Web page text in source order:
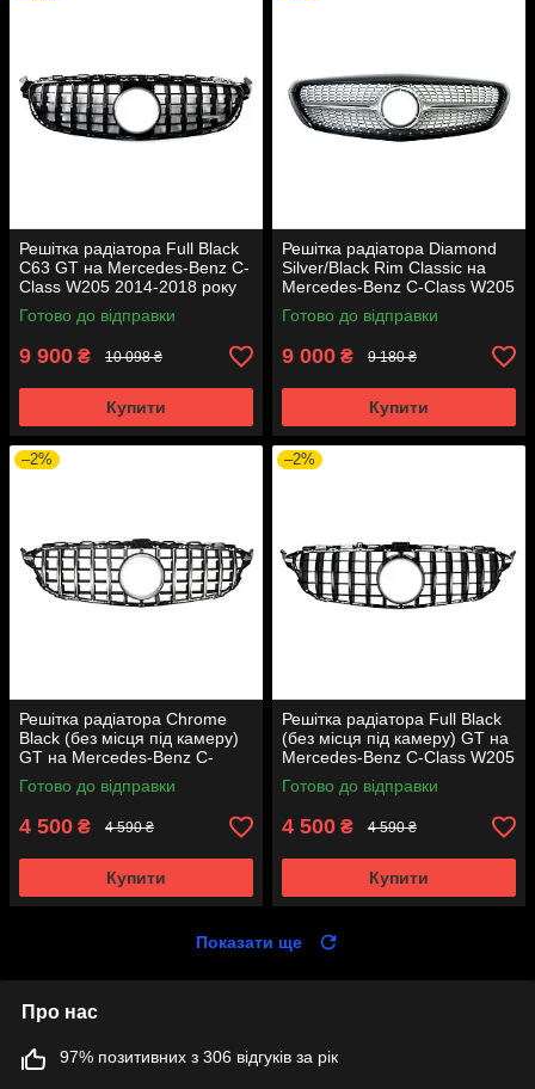
Решітка радіатора Full Black
C63 GT на Mercedes-Benz C-
Class W205 2014-2018 року
Готово до відправки
9 900 ₴ 10 098 ₴
Купити
Решітка радіатора Diamond
Silver/Black Rim Classic на
Mercedes-Benz C-Class W205
2014-2018 року
Готово до відправки
9 000 ₴ 9 180 ₴
Купити
–2%
Решітка радіатора Chrome
Black (без місця під камеру)
GT на Mercedes-Benz C-
Class W205 2014-2018 року
Готово до відправки
4 500 ₴ 4 590 ₴
Купити
–2%
Решітка радіатора Full Black
(без місця під камеру) GT на
Mercedes-Benz C-Class W205
2014-2018 року
Готово до відправки
4 500 ₴ 4 590 ₴
Купити
Показати ще
Про нас
97% позитивних з 306 відгуків за рік